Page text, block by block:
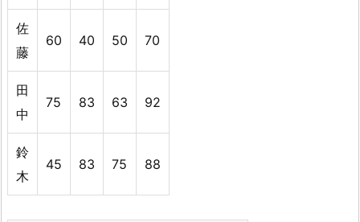
佐
藤
60 40 50 70
田
中
75 83 63 92
鈴
木
45 83 75 88